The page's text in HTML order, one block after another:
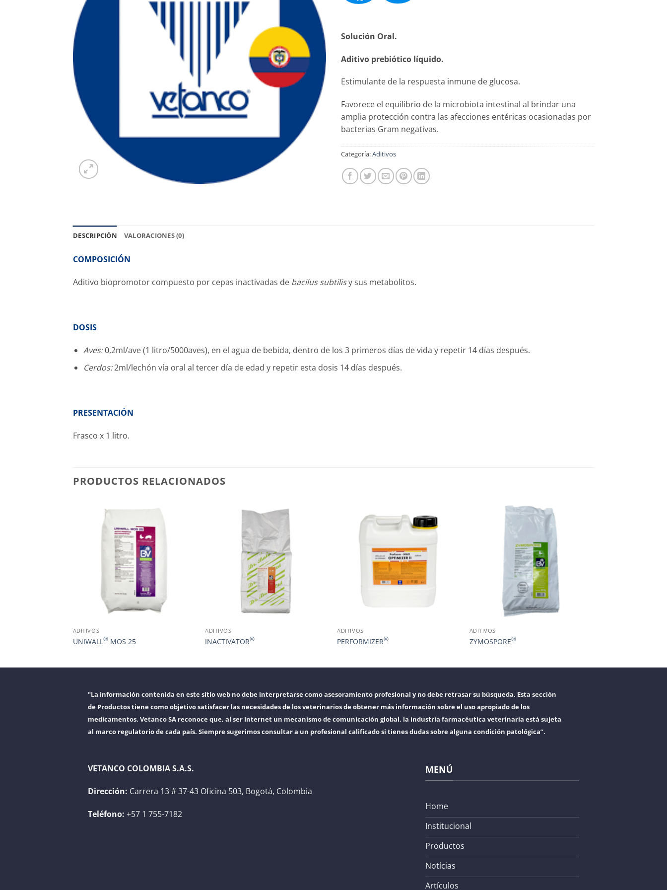
Solución Oral.
Aditivo prebiótico líquido.
Estimulante de la respuesta inmune de glucosa.
Favorece el equilibrio de la microbiota intestinal al brindar una
amplia protección contra las afecciones entéricas ocasionadas por
bacterias Gram negativas.
Categoría:Aditivos
DESCRIPCIÓN VALORACIONES (0)
COMPOSICIÓN
Aditivo biopromotor compuesto por cepas inactivadas de bacilus subtilisy sus metabolitos.
DOSIS
Aves:0,2ml/ave (1 litro/5000aves), en el agua de bebida, dentro de los 3 primeros días de vida y repetir 14 días después.
Cerdos:2ml/lechón vía oral al tercer día de edad y repetir esta dosis 14 días después.
PRESENTACIÓN
Frasco x 1 litro.
PRODUCTOS RELACIONADOS
ADITIVOS
UNIWALL ®MOS 25
ADITIVOS
INACTIVATOR®
ADITIVOS
PERFORMIZER®
ADITIVOS
ZYMOSPORE®
"La información contenida en este sitio web no debe interpretarse como asesoramiento profesional y no debe retrasar su búsqueda. Esta sección
de Productos tiene como objetivo satisfacer las necesidades de los veterinarios de obtener más información sobre el uso apropiado de los
medicamentos. Vetanco SA reconoce que, al ser Internet un mecanismo de comunicación global, la industria farmacéutica veterinaria está sujeta
al marco regulatorio de cada país. Siempre sugerimos consultar a un profesional calificado si tienes dudas sobre alguna condición patológica”.
VETANCO COLOMBIA S.A.S.
Dirección: Carrera 13 # 37-43 Oficina 503, Bogotá, Colombia
Teléfono: +57 1 755-7182
MENÚ
Home
Institucional
Productos
Notícias
Artículos